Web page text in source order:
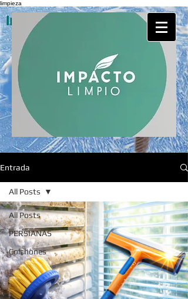
limpieza
Impacto Limpio Servicios
Entrada
All Posts
PERSIANAS
Colchones
All Posts